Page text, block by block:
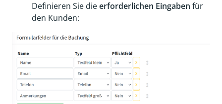
Definieren Sie dieerforderlichen Eingaben für
den Kunden: